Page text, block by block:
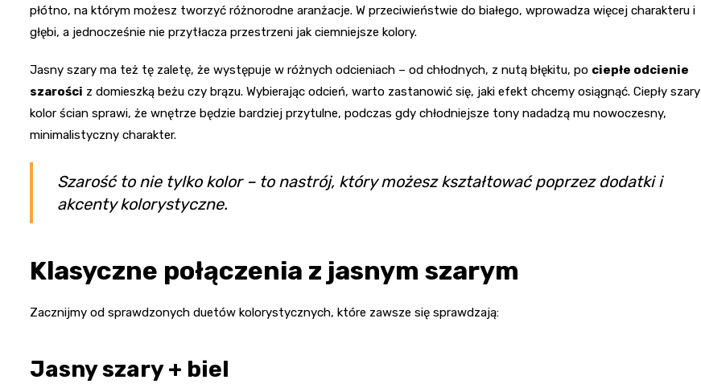
płótno, na którym możesz tworzyć różnorodne aranżacje. W przeciwieństwie do białego, wprowadza więcej charakteru i
głębi, a jednocześnie nie przytłacza przestrzeni jak ciemniejsze kolory.
Jasny szary ma też tę zaletę, że występuje w różnych odcieniach – od chłodnych, z nutą błękitu, po ciepłe odcienie
szarości z domieszką beżu czy brązu. Wybierając odcień, warto zastanowić się, jaki efekt chcemy osiągnąć. Ciepły szary
kolor ścian sprawi, że wnętrze będzie bardziej przytulne, podczas gdy chłodniejsze tony nadadzą mu nowoczesny,
minimalistyczny charakter.
Szarość to nie tylko kolor – to nastrój, który możesz kształtować poprzez dodatki i
akcenty kolorystyczne.
Klasyczne połączenia z jasnym szarym
Zacznijmy od sprawdzonych duetów kolorystycznych, które zawsze się sprawdzają:
Jasny szary + biel